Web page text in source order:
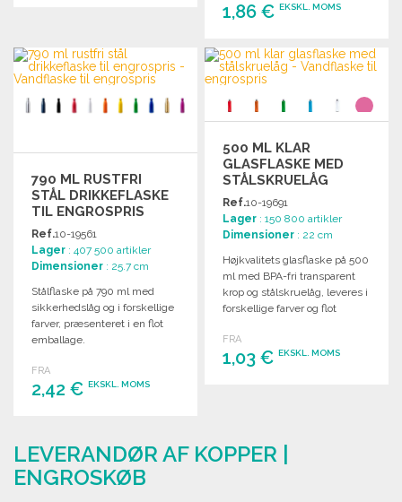
Anmod om et tilbud
1,86 €EKSKL. MOMS
BESTIL
Anmod om et tilbud
790 ML RUSTFRI
STÅL DRIKKEFLASKE
TIL ENGROSPRIS
Ref.10-19561
Lager : 407 500 artikler
Dimensioner : 25.7 cm
Stålflaske på 790 ml med
sikkerhedslåg og i forskellige
farver, præsenteret i en flot
emballage.
FRA
2,42 € EKSKL. MOMS
Anmod om et tilbud
500 ML KLAR
GLASFLASKE MED
STÅLSKRUELÅG
Ref.10-19691
Lager : 150 800 artikler
Dimensioner : 22 cm
Højkvalitets glasflaske på 500
ml med BPA-fri transparent
krop og stålskruelåg, leveres i
forskellige farver og flot
FRA
1,03 €EKSKL. MOMS
LEVERANDØR AF KOPPER |
ENGROSKØB